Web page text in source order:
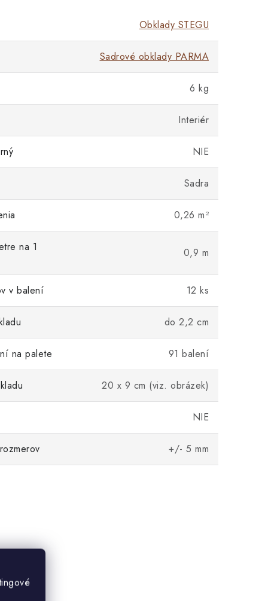
Obklady STEGU
Sadrové obklady PARMA
6 kg
Interiér
NIE
Sadra
0,26 m²
na 1 0,9 m
v balení 12 ks
do 2,2 cm
na palete 91 balení
20 x 9 cm (viz. obrázek)
NIE
+/- 5 mm